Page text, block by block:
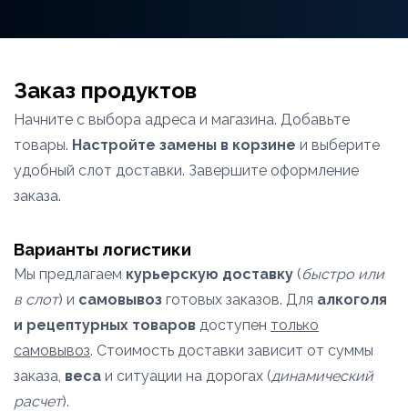
Заказ продуктов
Начните с выбора адреса и магазина. Добавьте
товары. Настройте замены в корзине и выберите
удобный слот доставки. Завершите оформление
заказа.
Варианты логистики
Мы предлагаем курьерскую доставку (быстро или
в слот) и самовывоз готовых заказов. Для алкоголя
и рецептурных товаров доступен только
самовывоз. Стоимость доставки зависит от суммы
заказа, веса и ситуации на дорогах (динамический
расчет).